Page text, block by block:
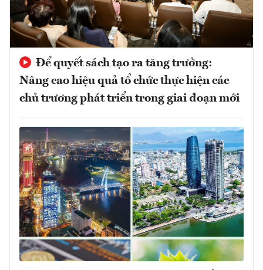
Để quyết sách tạo ra tăng trưởng:
Nâng cao hiệu quả tổ chức thực hiện các
chủ trương phát triển trong giai đoạn mới